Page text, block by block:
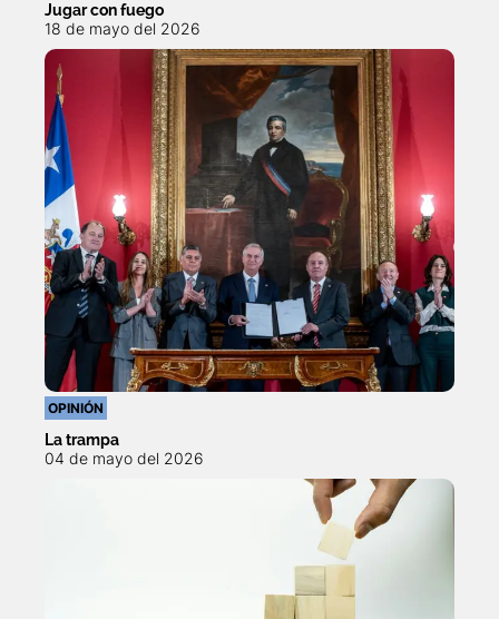
Jugar con fuego
18 de mayo del 2026
OPINIÓN
La trampa
04 de mayo del 2026